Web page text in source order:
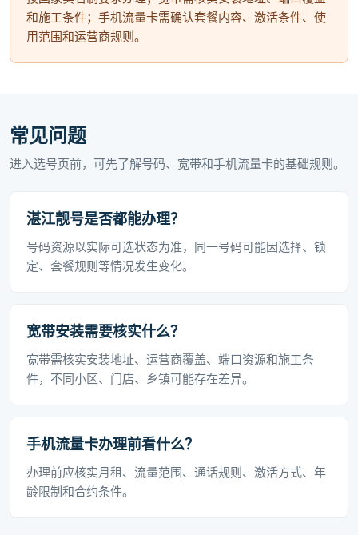
和施工条件；手机流量卡需确认套餐内容、激活条件、使
用范围和运营商规则。
常见问题
进入选号页前，可先了解号码、宽带和手机流量卡的基础规则。
湛江靓号是否都能办理？
号码资源以实际可选状态为准，同一号码可能因选择、锁
定、套餐规则等情况发生变化。
宽带安装需要核实什么？
宽带需核实安装地址、运营商覆盖、端口资源和施工条
件，不同小区、门店、乡镇可能存在差异。
手机流量卡办理前看什么？
办理前应核实月租、流量范围、通话规则、激活方式、年
龄限制和合约条件。